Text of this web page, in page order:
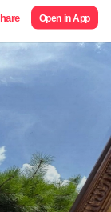
Open in App